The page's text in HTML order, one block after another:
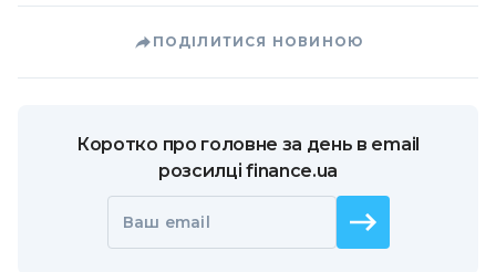
ПОДІЛИТИСЯ НОВИНОЮ
Коротко про головне за день в email
розсилці finance.ua
Ваш email